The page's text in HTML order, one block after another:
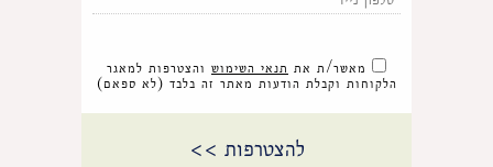
מאשר/ת את תנאי השימוש והצטרפות למאגר
הלקוחות וקבלת הודעות מאתר זה בלבד (לא ספאם)